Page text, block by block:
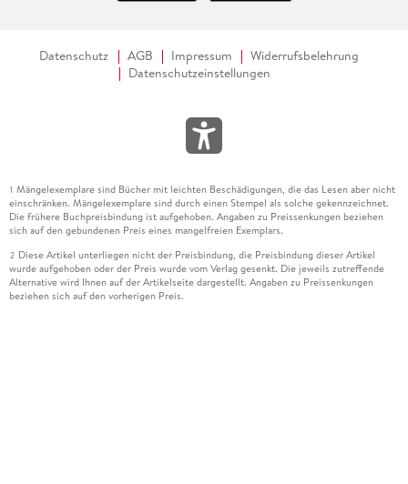
Datenschutz AGB Impressum
Widerrufsbelehrung
Datenschutzeinstellungen
1 Mängelexemplare sind Bücher mit leichten Beschädigungen, die das Lesen aber nicht
einschränken. Mängelexemplare sind durch einen Stempel als solche gekennzeichnet.
Die frühere Buchpreisbindung ist aufgehoben. Angaben zu Preissenkungen beziehen
sich auf den gebundenen Preis eines mangelfreien Exemplars.
2 Diese Artikel unterliegen nicht der Preisbindung, die Preisbindung dieser Artikel
wurde aufgehoben oder der Preis wurde vom Verlag gesenkt. Die jeweils zutreffende
Alternative wird Ihnen auf der Artikelseite dargestellt. Angaben zu Preissenkungen
beziehen sich auf den vorherigen Preis.